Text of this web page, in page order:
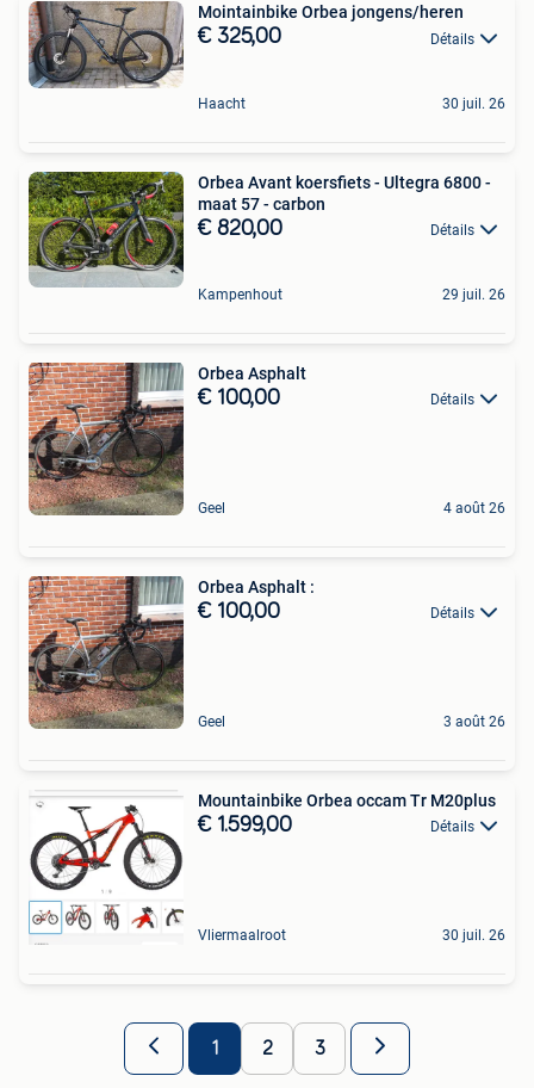
Mointainbike Orbea jongens/heren
€ 325,00 Détails
Haacht 30 juil. 26
Orbea Avant koersfiets - Ultegra 6800 -
maat 57 - carbon
€ 820,00 Détails
Kampenhout 29 juil. 26
Orbea Asphalt
€ 100,00 Détails
Geel 4 août 26
Orbea Asphalt :
€ 100,00 Détails
Geel 3 août 26
Mountainbike Orbea occam Tr M20plus
€ 1.599,00 Détails
Vliermaalroot 30 juil. 26
1 2 3